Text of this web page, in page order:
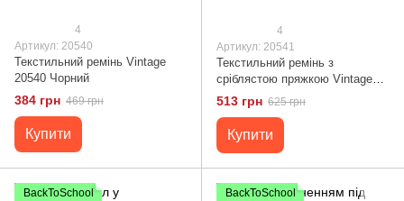
4
Артикул: 20540
Текстильний ремінь Vintage
20540 Чорний
384 грн 469 грн
Купити
4
Артикул: 20541
Текстильний ремінь з
сріблястою пряжкою Vintage
20541 Чорний
513 грн 625 грн
Купити
BackToSchool
BackToSchool